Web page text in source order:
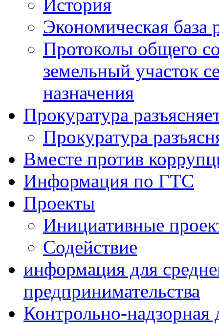
История
Экономическая база
Протоколы общего
земельный участок
назначения
Прокуратура
Прокуратура
Вместе против
Информация по ГТС
Проекты
Инициативные
Содействие
информация для
предпринимательства
Контрольно-надзорная